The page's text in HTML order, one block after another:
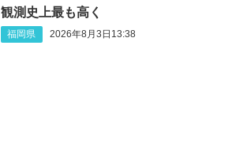
観測史上最も高く
福岡県 2026年8月3日13:38